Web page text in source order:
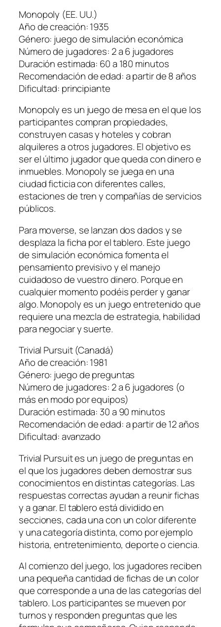
Monopoly (EE. UU.)
Año de creación: 1935
Género: juego de simulación económica
Número de jugadores: 2 a 6 jugadores
Duración estimada: 60 a 180 minutos
Recomendación de edad: a partir de 8 años
Dificultad: principiante
Monopoly es un juego de mesa en el que los
participantes compran propiedades,
construyen casas y hoteles y cobran
alquileres a otros jugadores. El objetivo es
ser el último jugador que queda con dinero e
inmuebles. Monopoly se juega en una
ciudad ficticia con diferentes calles,
estaciones de tren y compañías de servicios
públicos.
Para moverse, se lanzan dos dados y se
desplaza la ficha por el tablero. Este juego
de simulación económica fomenta el
pensamiento previsivo y el manejo
cuidadoso de vuestro dinero. Porque en
cualquier momento podéis perder y ganar
algo. Monopoly es un juego entretenido que
requiere una mezcla de estrategia, habilidad
para negociar y suerte.
Trivial Pursuit (Canadá)
Año de creación: 1981
Género: juego de preguntas
Número de jugadores: 2 a 6 jugadores (o
más en modo por equipos)
Duración estimada: 30 a 90 minutos
Recomendación de edad: a partir de 12 años
Dificultad: avanzado
Trivial Pursuit es un juego de preguntas en
el que los jugadores deben demostrar sus
conocimientos en distintas categorías. Las
respuestas correctas ayudan a reunir fichas
y a ganar. El tablero está dividido en
secciones, cada una con un color diferente
y una categoría distinta, como por ejemplo
historia, entretenimiento, deporte o ciencia.
Al comienzo del juego, los jugadores reciben
una pequeña cantidad de fichas de un color
que corresponde a una de las categorías del
tablero. Los participantes se mueven por
turnos y responden preguntas que les